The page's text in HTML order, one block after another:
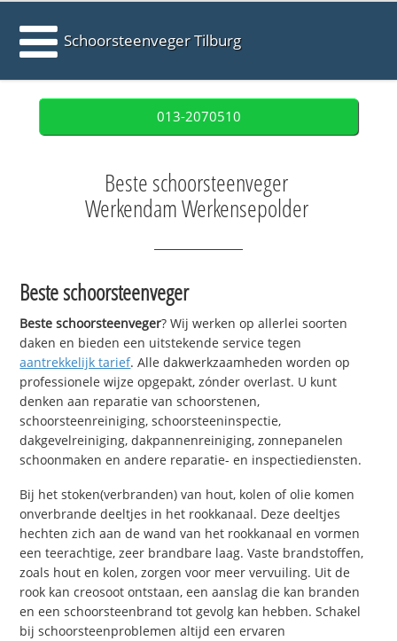
Schoorsteenveger Tilburg
013-2070510
Beste schoorsteenveger
Werkendam Werkensepolder
Beste schoorsteenveger
Beste schoorsteenveger? Wij werken op allerlei soorten
daken en bieden een uitstekende service tegen
aantrekkelijk tarief. Alle dakwerkzaamheden worden op
professionele wijze opgepakt, zónder overlast. U kunt
denken aan reparatie van schoorstenen,
schoorsteenreiniging, schoorsteeninspectie,
dakgevelreiniging, dakpannenreiniging, zonnepanelen
schoonmaken en andere reparatie- en inspectiediensten.
Bij het stoken(verbranden) van hout, kolen of olie komen
onverbrande deeltjes in het rookkanaal. Deze deeltjes
hechten zich aan de wand van het rookkanaal en vormen
een teerachtige, zeer brandbare laag. Vaste brandstoffen,
zoals hout en kolen, zorgen voor meer vervuiling. Uit de
rook kan creosoot ontstaan, een aanslag die kan branden
en een schoorsteenbrand tot gevolg kan hebben. Schakel
bij schoorsteenproblemen altijd een ervaren